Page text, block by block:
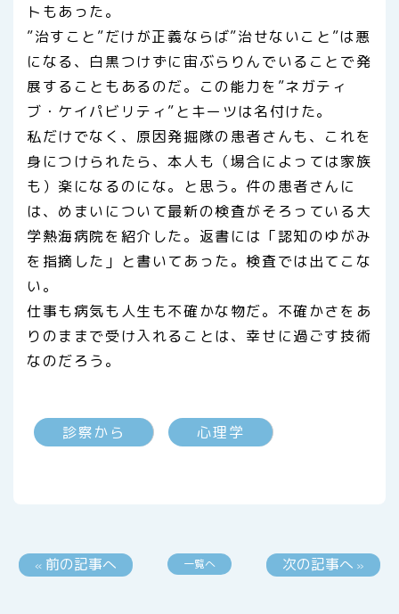
トもあった。
”治すこと”だけが正義ならば”治せないこと”は悪
になる、白黒つけずに宙ぶらりんでいることで発
展することもあるのだ。この能力を”ネガティ
ブ・ケイパビリティ”とキーツは名付けた。
私だけでなく、原因発掘隊の患者さんも、これを
身につけられたら、本人も（場合によっては家族
も）楽になるのにな。と思う。件の患者さんに
は、めまいについて最新の検査がそろっている大
学熱海病院を紹介した。返書には「認知のゆがみ
を指摘した」と書いてあった。検査では出てこな
い。
仕事も病気も人生も不確かな物だ。不確かさをあ
りのままで受け入れることは、幸せに過ごす技術
なのだろう。
診察から 心理学
« 前の記事へ 一覧へ 次の記事へ »